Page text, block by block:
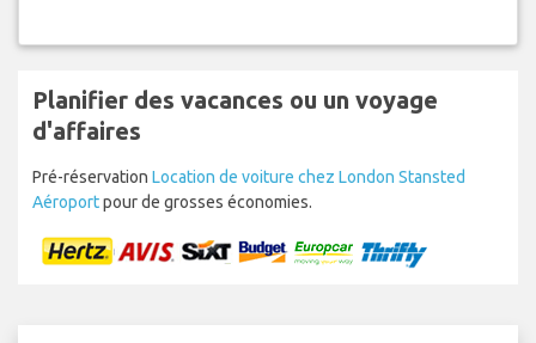
Planifier des vacances ou un voyage
d'affaires
Pré-réservation Location de voiture chez London Stansted
Aéroportpour de grosses économies.